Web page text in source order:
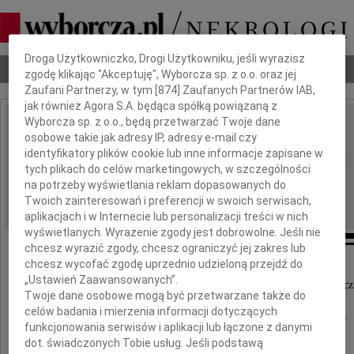
Nekrologi Odeszli Poradnik pogrzebowy
IMIĘ I NAZWISKO: Jacek Marchewczyk
REGION: Kraków
DATA EMISJI: 16.04.2016
Koleżankom i Kolegom Lekarzom,
Pielęgniarkom oraz pozostałemu Personelowi
wielu Oddziałów Klinicznych,
Przychodni Podstawowej Opieki Zdrowotnej,
Szpitalnego Oddziału Ratunkowego,
Szpitala Uniwersyteckiego w Krakowie
Dbamy o Twoją prywatność
Droga Użytkowniczko, Drogi Użytkowniku, jeśli wyrazisz
zgodę klikając "Akceptuję", Wyborcza sp. z o.o. oraz jej
Zaufani Partnerzy, w tym [874 ] Zaufanych Partnerów IAB,
jak również Agora S.A. będąca spółką powiązaną z
Wyborcza sp. z o.o., będą przetwarzać Twoje dane
osobowe takie jak adresy IP, adresy e-mail czy
identyfikatory plików cookie lub inne informacje zapisane w
tych plikach do celów marketingowych, w szczególności
na potrzeby wyświetlania reklam dopasowanych do
Twoich zainteresowań i preferencji w swoich serwisach,
aplikacjach i w Internecie lub personalizacji treści w nich
wyświetlanych. Wyrażenie zgody jest dobrowolne. Jeśli nie
chcesz wyrazić zgody, chcesz ograniczyć jej zakres lub
chcesz wycofać zgodę uprzednio udzieloną przejdź do
„Ustawień Zaawansowanych”.
Twoje dane osobowe mogą być przetwarzane także do
celów badania i mierzenia informacji dotyczących
funkcjonowania serwisów i aplikacji lub łączone z danymi
dot. świadczonych Tobie usług. Jeśli podstawą